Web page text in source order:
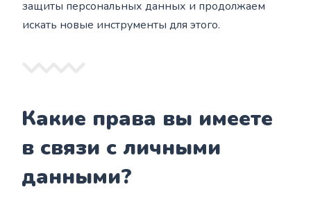
защиты персональных данных и продолжаем
искать новые инструменты для этого.
Какие права вы имеете
в связи с личными
данными?